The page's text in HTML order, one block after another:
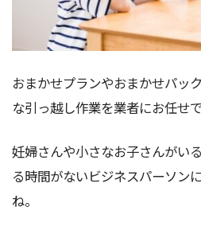
おまかせプランやおまかせパッ
な引っ越し作業を業者にお任せで
妊婦さんや小さなお子さんがい
る時間がないビジネスパーソン
ね。